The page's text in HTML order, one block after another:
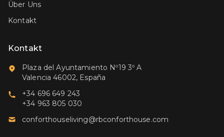
Über Uns
Kontakt
Kontakt
Plaza del Ayuntamiento Nº19 3º A
Valencia 46002, España
+34 696 649 243
+34 963 805 030
conforthouseliving@rbconforthouse.com